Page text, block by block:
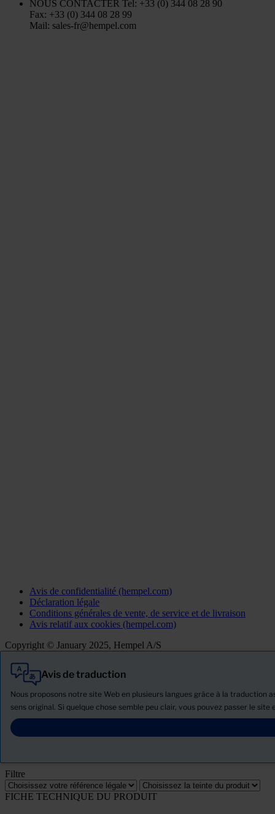
NOUS CONTACTER Tel: +33 (0) 344 08 28 90
Fax: +33 (0) 344 08 28 99
Mail: sales-fr@hempel.com
Avis de confidentialité (hempel.com)
Déclaration légale
Conditions générales de vente, de service et de livraison
Avis relatif aux cookies (hempel.com)
Copyright © January 2025, Hempel A/S
Avis de traduction
Nous proposons notre site Web en plusieurs langues grâce à la
sens original. Si quelque chose semble peu clair, vous pouvez passer le site
Tout
Produits
Actualités
Télécharger la Fiche de données de sécurité
Filtre
FICHE TECHNIQUE DU PRODUIT